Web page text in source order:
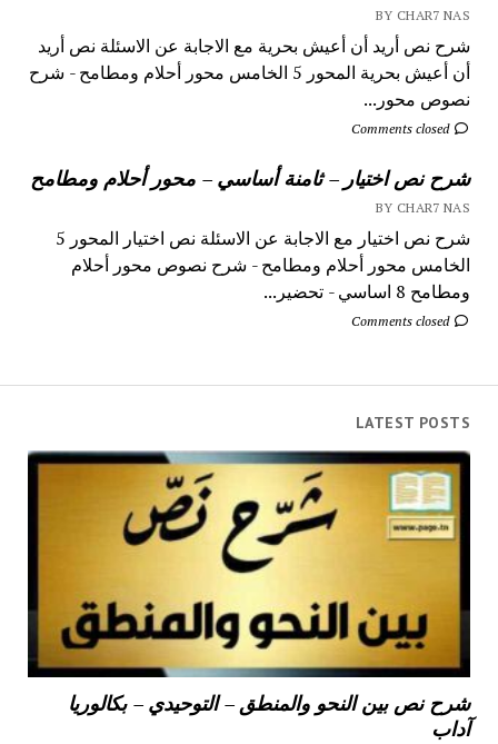
BY CHAR7 NAS
شرح نص أريد أن أعيش بحرية مع الاجابة عن الاسئلة نص أريد
أن أعيش بحرية المحور 5 الخامس محور أحلام ومطامح - شرح
نصوص محور...
Comments closed
شرح نص اختيار – ثامنة أساسي – محور أحلام ومطامح
BY CHAR7 NAS
شرح نص اختيار مع الاجابة عن الاسئلة نص اختيار المحور 5
الخامس محور أحلام ومطامح - شرح نصوص محور أحلام
ومطامح 8 اساسي - تحضير...
Comments closed
LATEST POSTS
شرح نص بين النحو والمنطق – التوحيدي – بكالوريا
آداب